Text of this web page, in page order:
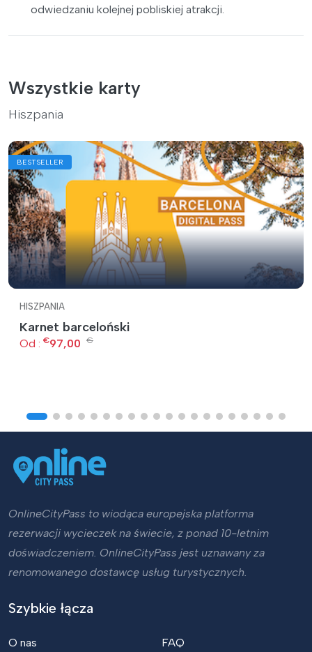
odwiedzaniu kolejnej pobliskiej atrakcji.
Wszystkie karty
Hiszpania
BESTSELLER
HISZPANIA
Karnet barceloński
Od : €97,00 €
OnlineCityPass to wiodąca europejska platforma
rezerwacji wycieczek na świecie, z ponad 10-letnim
doświadczeniem. OnlineCityPass jest uznawany za
renomowanego dostawcę usług turystycznych.
Szybkie łącza
O nas FAQ